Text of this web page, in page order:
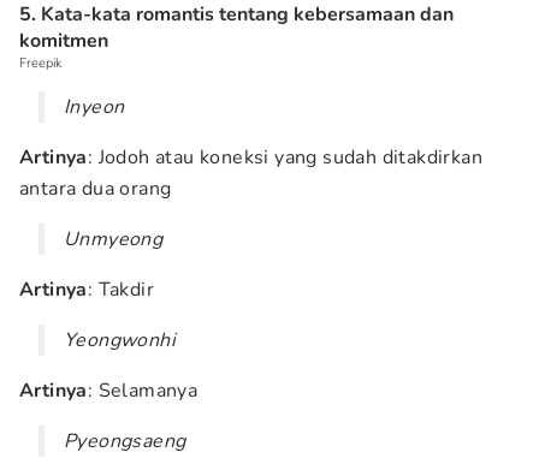
5. Kata-kata romantis tentang kebersamaan dan
komitmen
Freepik
Inyeon
Artinya: Jodoh atau koneksi yang sudah ditakdirkan
antara dua orang
Unmyeong
Artinya: Takdir
Yeongwonhi
Artinya: Selamanya
Pyeongsaeng